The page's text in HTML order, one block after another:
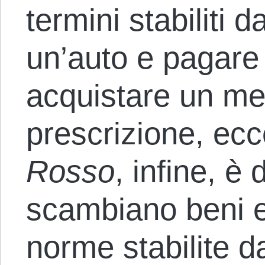
termini stabiliti
un’auto e
acquistare un
prescrizione,
Rosso, infine, è
scambiano beni
norme stabilite